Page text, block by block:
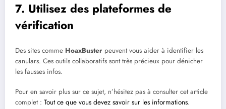
7. Utilisez des plateformes de
vérification
Des sites comme HoaxBuster peuvent vous aider à identifier les
canulars. Ces outils collaboratifs sont très précieux pour dénicher
les fausses infos.
Pour en savoir plus sur ce sujet, n’hésitez pas à consulter cet article
complet : Tout ce que vous devez savoir sur les informations.